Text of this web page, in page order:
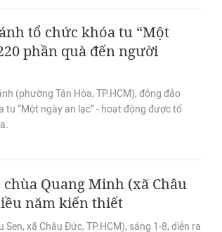
tổ chức khóa tu “Một
phần quà đến người
(phường Tân Hòa, TP.HCM), đông đảo
“Một ngày an lạc” - hoạt động được tổ
Quang Minh (xã Châu
năm kiến thiết
Sen, xã Châu Đức, TP.HCM), sáng 1-8, diễn ra